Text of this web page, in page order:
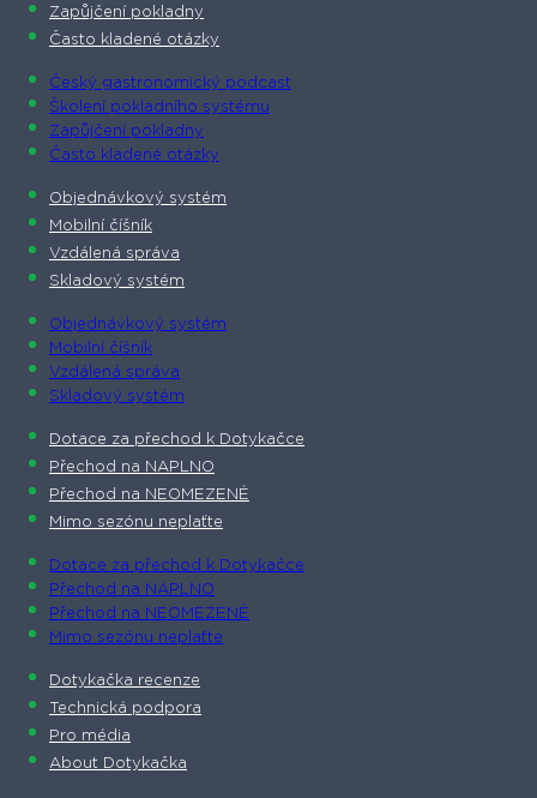
Zapůjčení pokladny
Často kladené otázky
Český gastronomický podcast​
Školení pokladního systému
Zapůjčení pokladny
Často kladené otázky
Objednávkový systém
Mobilní číšník
Vzdálená správa
Skladový systém
Objednávkový systém
Mobilní číšník
Vzdálená správa
Skladový systém
Dotace za přechod k Dotykačce
Přechod na NAPLNO
Přechod na NEOMEZENĚ
Mimo sezónu neplaťte
Dotace za přechod k Dotykačce
Přechod na NAPLNO
Přechod na NEOMEZENĚ
Mimo sezónu neplaťte
Dotykačka recenze
Technická podpora
Pro média
About Dotykačka